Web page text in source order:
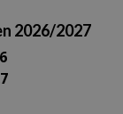
2026/2027